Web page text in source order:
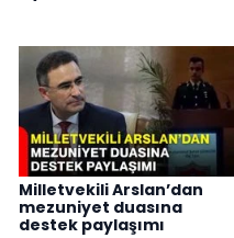
Milletvekili Arslan’dan
mezuniyet duasına
destek paylaşımı